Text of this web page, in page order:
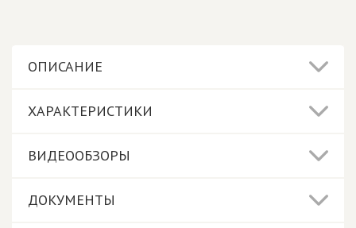
ОПИСАНИЕ
ХАРАКТЕРИСТИКИ
ВИДЕООБЗОРЫ
ДОКУМЕНТЫ